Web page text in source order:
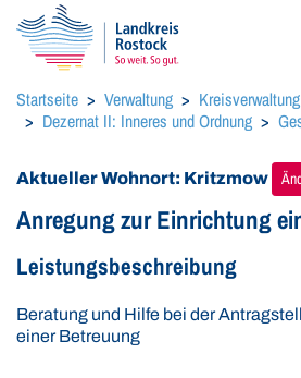
Startseite Verwaltung Kreisverwaltung
Dezernat II: Inneres und Ordnung
Aktueller Wohnort: Kritzmow
Anregung zur Einrichtung
Leistungsbeschreibung
Beratung und Hilfe bei der
einer Betreuung